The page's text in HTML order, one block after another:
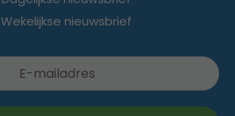
Wekelijkse nieuwsbrief